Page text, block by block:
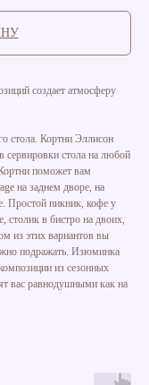
создает атмосферу
стола. Кортни Эллисон
сервировки стола на любой
поможет вам
на заднем дворе, на
Простой пикник, кофе у
столик в бистро на двоих,
из этих вариантов вы
подражать. Изюминка
из сезонных
вас равнодушными как на